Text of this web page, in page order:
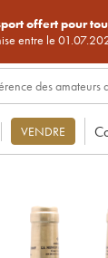
offert pour
entre le
VENDRE